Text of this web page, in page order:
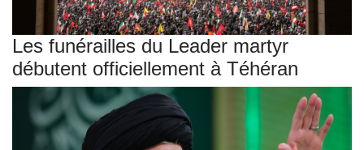
Les funérailles du Leader martyr
débutent officiellement à Téhéran